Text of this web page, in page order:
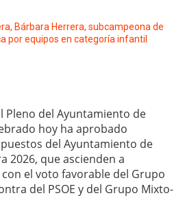
Bárbara Herrera, subcampeona de
por equipos en categoría infantil
Pleno del Ayuntamiento de
hoy ha aprobado
del Ayuntamiento de
2026, que ascienden a
con el voto favorable del Grupo
del PSOE y del Grupo Mixto-